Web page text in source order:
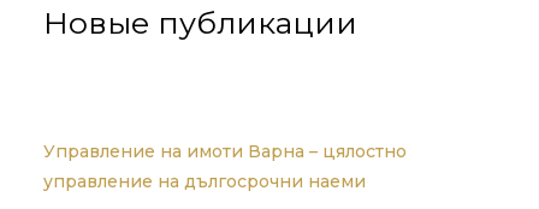
Новые публикации
Управление на имоти Варна – цялостно
управление на дългосрочни наеми